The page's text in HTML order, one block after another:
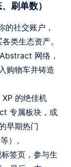
刷单数）
社交账户，
类生态资产。
网络，
购物车并铸造
的绝佳机
专属板块，或
早期热门
）。
签页，参与生